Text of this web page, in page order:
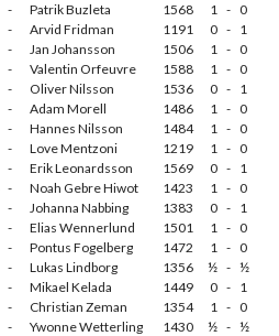
- Patrik Buzleta 1568 1 - 0
- Arvid Fridman 1191 0 - 1
- Jan Johansson 1506 1 - 0
- Valentin Orfeuvre 1588 1 - 0
- Oliver Nilsson 1536 0 - 1
- Adam Morell 1486 1 - 0
- Hannes Nilsson 1484 1 - 0
- Love Mentzoni 1219 1 - 0
- Erik Leonardsson 1569 0 - 1
- Noah Gebre Hiwot 1423 1 - 0
- Johanna Nabbing 1383 0 - 1
- Elias Wennerlund 1501 1 - 0
- Pontus Fogelberg 1472 1 - 0
- Lukas Lindborg 1356 ½ - ½
- Mikael Kelada 1449 0 - 1
- Christian Zeman 1354 1 - 0
- Ywonne Wetterling 1430 ½ - ½